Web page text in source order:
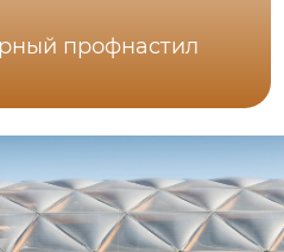
профнастил